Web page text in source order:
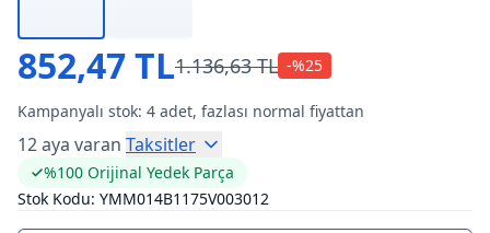
852,47 TL1.136,63 TL -%25
Kampanyalı stok: 4 adet, fazlası normal fiyattan
12 aya varan Taksitler
%100 Orijinal Yedek Parça
Stok Kodu: YMM014B1175V003012